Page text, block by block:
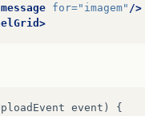
for="imagem" />
event ) {